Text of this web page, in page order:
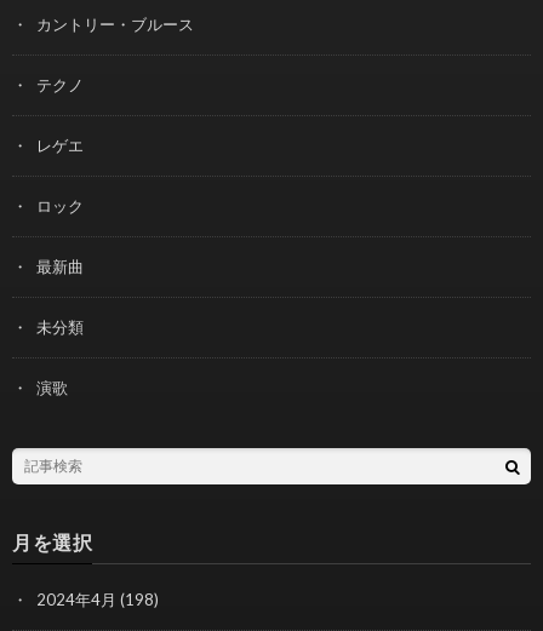
カントリー・ブルース
テクノ
レゲエ
ロック
最新曲
未分類
演歌
月を選択
2024年4月 (198)